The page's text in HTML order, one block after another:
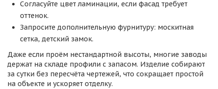
Согласуйте цвет ламинации, если фасад требует
оттенок.
Запросите дополнительную фурнитуру: москитная
сетка, детский замок.
Даже если проём нестандартной высоты, многие заводы
держат на складе профили с запасом. Изделие собирают
за сутки без пересчёта чертежей, что сокращает простой
на объекте и ускоряет отделку.